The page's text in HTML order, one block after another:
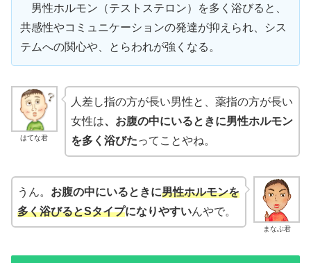
男性ホルモン（テストステロン）を多く浴びると、
共感性やコミュニケーションの発達が抑えられ、シス
テムへの関心や、とらわれが強くなる。
はてな君
人差し指の方が長い男性と、薬指の方が長い
女性は、お腹の中にいるときに男性ホルモン
を多く浴びたってことやね。
まなぶ君
うん。 お腹の中にいるときに男性ホルモンを
多く浴びるとSタイプになりやすいんやで。